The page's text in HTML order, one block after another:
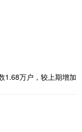
1.68万户，较上期增加